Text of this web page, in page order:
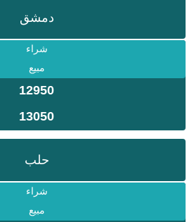
دمشق
شراء
مبيع
12950
13050
حلب
شراء
مبيع